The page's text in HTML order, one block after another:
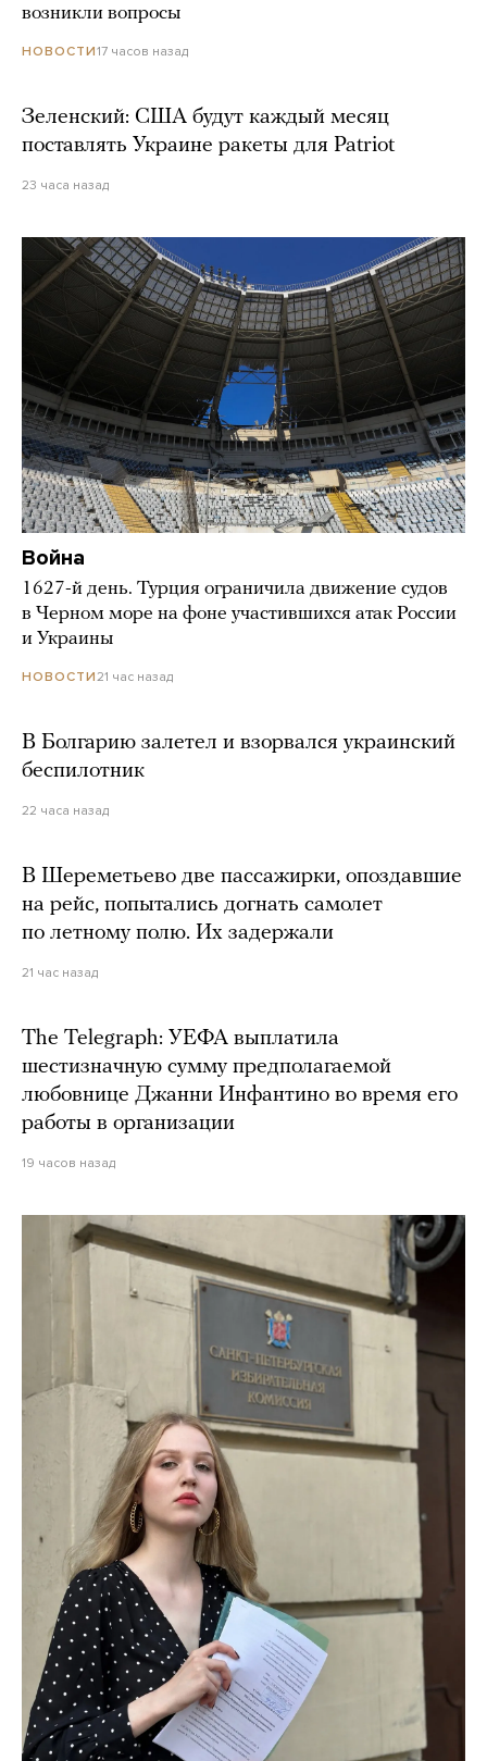
возникли вопросы
НОВОСТИ17 часов назад
Зеленский: США будут каждый месяц
поставлять Украине ракеты для Patriot
23 часа назад
Война
1627-й день. Турция ограничила движение судов
в Черном море на фоне участившихся атак России
и Украины
НОВОСТИ21 час назад
В Болгарию залетел и взорвался украинский
беспилотник
22 часа назад
В Шереметьево две пассажирки, опоздавшие
на рейс, попытались догнать самолет
по летному полю. Их задержали
21 час назад
The Telegraph: УЕФА выплатила
шестизначную сумму предполагаемой
любовнице Джанни Инфантино во время его
работы в организации
19 часов назад